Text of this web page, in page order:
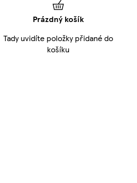
Prázdný košík
Tady uvidíte položky přidané do
košíku